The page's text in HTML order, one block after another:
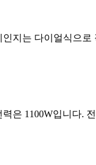
인지는 다이얼식으
은 1100W입니다.